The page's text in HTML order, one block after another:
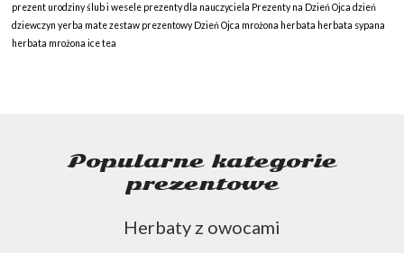
prezent urodzinyślub i wesele prezenty dla nauczyciela Prezenty na Dzień Ojcadzień
dziewczynyerba matezestaw prezentowyDzień Ojca mrożona herbata herbata sypana
herbata mrożonaice tea
Popularne kategorie
prezentowe
Herbaty z owocami